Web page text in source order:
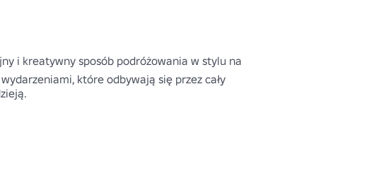
i kreatywny sposób podróżowania w stylu na
które odbywają się przez cały